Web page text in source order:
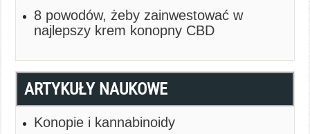
8 powodów, żeby zainwestować w
najlepszy krem konopny CBD
ARTYKUŁY NAUKOWE
Konopie i kannabinoidy